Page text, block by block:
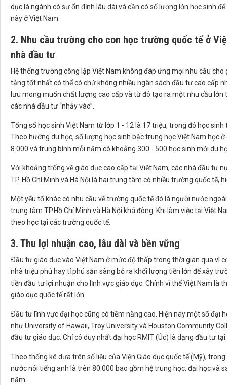
dục là ngành có sự ổn định lâu dài và cần có số lượng lớn học sinh
này ở Việt Nam.
2. Nhu cầu trường cho con học trường quốc tế ở
nhà đầu tư
Hệ thống trường công lập Việt Nam không đáp ứng mọi nhu cầu
tảng tốt nhất có thể có chứ không nhiều ngân sách đầu tư cao cấp
lưu mong muốn chất lượng cao cấp và từ đó tạo ra một nhu cầu
các nhà đầu tư “nhảy vào”.
Tổng số học sinh Việt Nam từ lớp 1 - 12 là 17 triệu, trong đó học
Theo hướng du học, số lượng học sinh bậc trung học Việt Nam học
8.000 và trung bình mỗi năm có khoảng 300 - 500 học sinh mới du
Với khoảng trống về giáo dục cao cấp tại Việt Nam, các nhà đầu tư
TP. Hồ Chí Minh và Hà Nội là hai trung tâm có nhiều trường quốc tế,
Một yếu tố khác có nhu cầu về trường quốc tế đó là người nước
trung tâm TP.Hồ Chí Minh và Hà Nội khá đông. Khi làm việc tại Việt
theo học tại các trường quốc tế.
3. Thu lợi nhuận cao, lâu dài và bền vững
Ðầu tư giáo dục vào Việt Nam ở mức độ thấp trong thời gian qua vì
nhà triệu phú hay tỉ phú sẵn sàng bỏ ra khối lượng tiền lớn để xây
tiền đầu tư lợi nhuận cho lĩnh vực giáo dục. Chính vì thế Việt Nam
giáo dục quốc tế rất lớn.
Ðầu tư lĩnh vực đại học cũng có tiềm năng cao. Hiện nay một số đại
như University of Hawaii, Troy University và Houston Community
đầu tư giáo dục. Chỉ có duy nhất đại học RMIT (Úc) là dạng đầu tư tại
Theo thống kê dựa trên số liệu của Viện Giáo dục quốc tế (Mỹ),
nước nói tiếng anh là trên 80.000 bao gồm hệ trung học, đại học và
năm.